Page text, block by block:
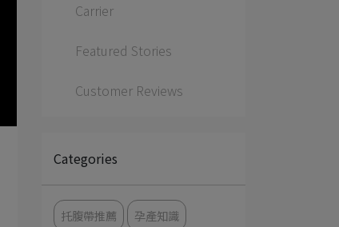
Carrier
Featured Stories
Customer Reviews
Categories
托腹帶推薦 孕產知識